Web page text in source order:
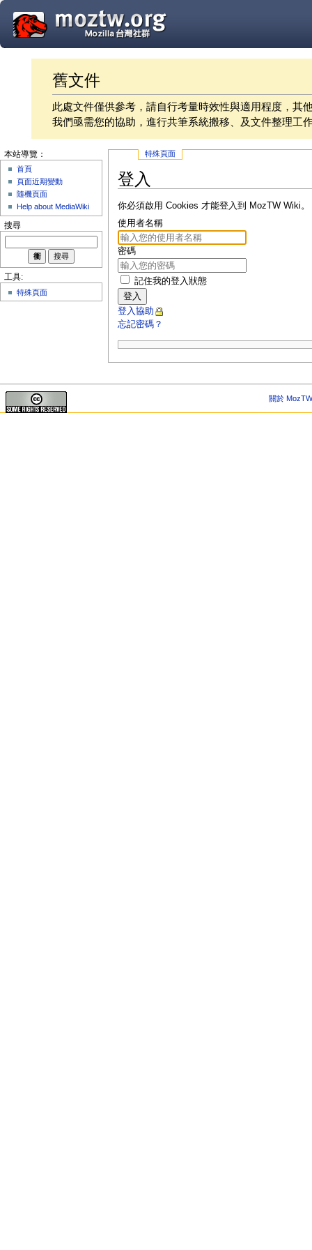
舊文件
此處文件僅供參考，請自行考量時效性與適用程度，其
我們亟需您的協助，進行共筆系統搬移、及文件整理工
特殊頁面
登入
你必須啟用 Cookies 才能登入到 MozTW Wiki。
使用者名稱
密碼
記住我的登入狀態
登入
登入協助
忘記密碼？
本站導覽：
首頁
頁面近期變動
隨機頁面
Help about MediaWiki
搜尋
工具:
特殊頁面
關於